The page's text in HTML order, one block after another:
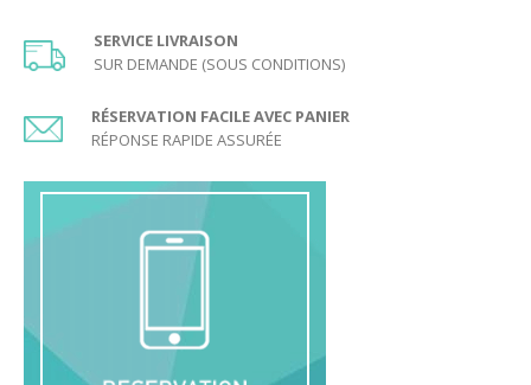
SERVICE LIVRAISON
SUR DEMANDE (SOUS CONDITIONS)
RÉSERVATION FACILE AVEC PANIER
RÉPONSE RAPIDE ASSURÉE